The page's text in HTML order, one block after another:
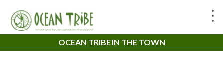
OCEAN TRIBE IN THE TOWN